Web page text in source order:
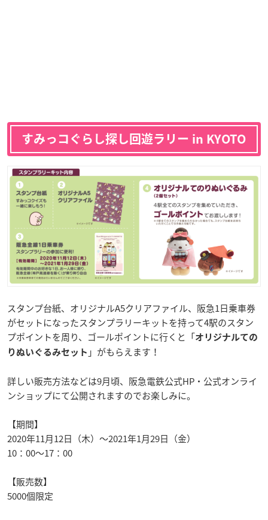
すみっコぐらし探し回遊ラリー in KYOTO
スタンプ台紙、オリジナルA5クリアファイル、阪急1日乗車券
がセットになったスタンプラリーキットを持って4駅のスタン
プポイントを周り、ゴールポイントに行くと「オリジナルての
りぬいぐるみセット 」がもらえます！
詳しい販売方法などは9月頃、阪急電鉄公式HP・公式オンライ
ンショップにて公開されますのでお楽しみに。
【期間】
2020年11月12日（木）～2021年1月29日（金）
10：00～17：00
【販売数】
5000個限定